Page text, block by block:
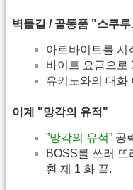
벽돌길 / 골동품 "스쿠
아르바이트를 시
바이트 요금으로
유키노와의 대화
이계 "망각의 유적"
”망각의 유적” 공
BOSS를 쓰러 뜨
환 제 1 화 끝.